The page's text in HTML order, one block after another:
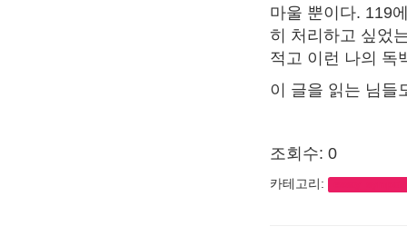
마울 뿐이다. 119
히 처리하고 싶었
적고 이런 나의 독
이 글을 읽는 님들
조회수: 0
카테고리: